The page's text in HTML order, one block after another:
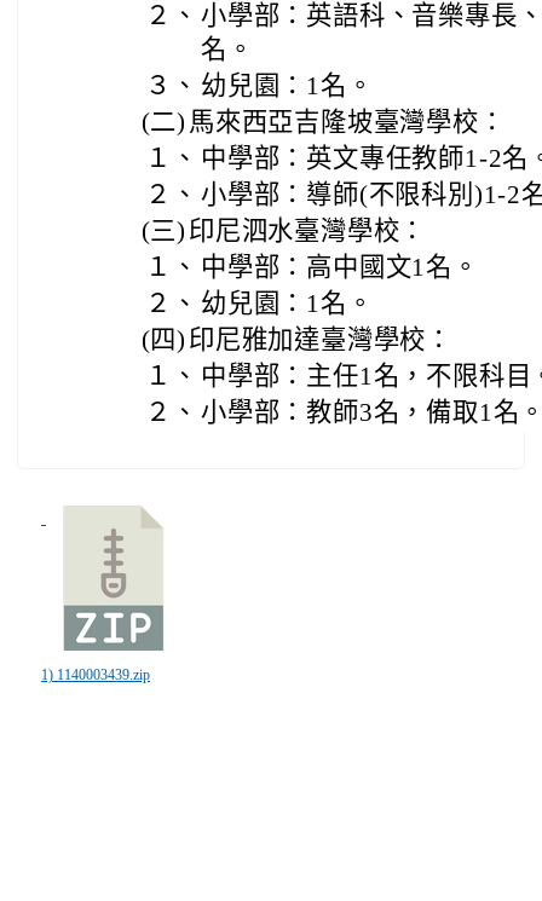
２、 小學部：英語科、音樂專長
名。
３、 幼兒園：1名。
(二) 馬來西亞吉隆坡臺灣學校：
１、 中學部：英文專任教師1-2名
２、 小學部：導師(不限科別)1-2
(三) 印尼泗水臺灣學校：
１、 中學部：高中國文1名。
２、 幼兒園：1名。
(四) 印尼雅加達臺灣學校：
１、 中學部：主任1名，不限科目
２、 小學部：教師3名，備取1名
1) 1140003439.zip